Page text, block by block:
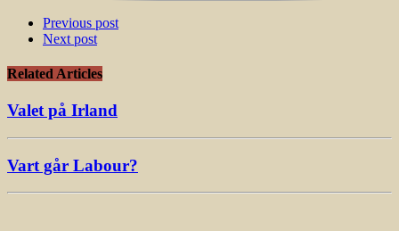
Previous post
Next post
Related Articles
Valet på Irland
Vart går Labour?